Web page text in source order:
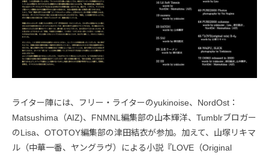
ライター陣には、フリー・ライターのyukinoise、NordOst：
Matsushima（AIZ)、FNMNL編集部の山本輝洋、Tumblrブロガー
のLisa、OTOTOY編集部の津田結衣が参加。加えて、山塚リキマ
ル（中華一番、ヤングラヴ）による小説『LOVE（Original